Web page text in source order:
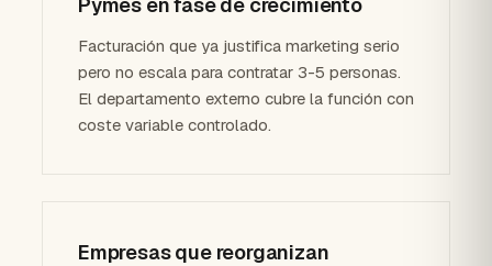
Facturación que ya justifica marketing serio
pero no escala para contratar 3-5 personas.
El departamento externo cubre la función con
coste variable controlado.
Empresas que reorganizan